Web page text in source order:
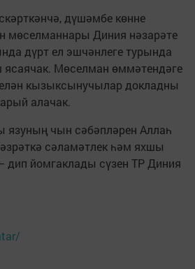
дүшәмбе көнне
мөселманнары Диния нәзарәте
дүрт ел эшчәнлеге турында
Мөселман өммәтендәге
кызыксынучылар докладны
алачак.
язуның чын сәбәпләрен Аллаһ
сәламәтлек һәм яхшы
дип йомгаклады сүзен ТР Диния